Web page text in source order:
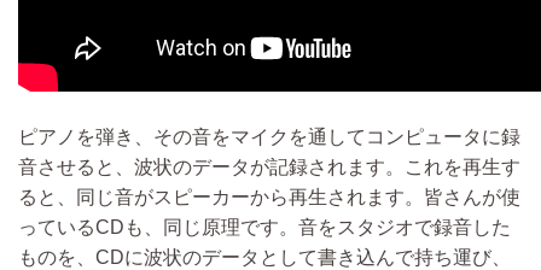
ピアノを弾き、その音をマイクを通してコンピュータに録
音させると、波状のデータが記録されます。これを再生す
ると、同じ音がスピーカーから再生されます。皆さんが使
っているCDも、同じ原理です。音をスタジオで録音した
ものを、CDに波状のデータとして書き込んで持ち運び、